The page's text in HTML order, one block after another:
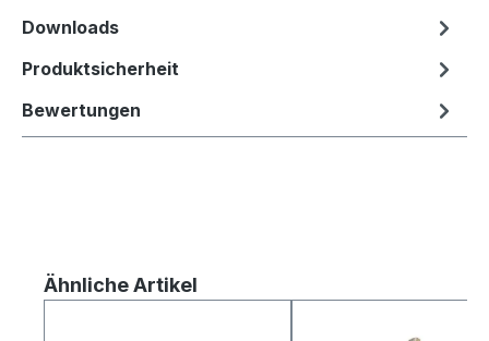
Downloads
Produktsicherheit
Bewertungen
Produktgalerie überspringen
Ähnliche Artikel